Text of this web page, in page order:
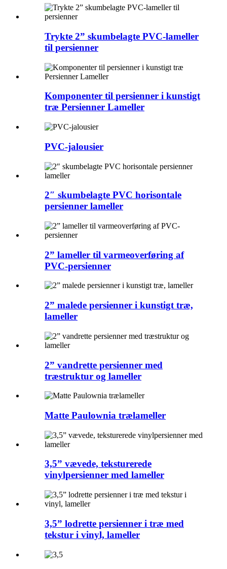
Trykte 2” skumbelagte PVC-lameller
til persienner
Komponenter til persienner i kunstigt
træ Persienner Lameller
PVC-jalousier
2″ skumbelagte PVC horisontale
persienner lameller
2” lameller til varmeoverføring af
PVC-persienner
2” malede persienner i kunstigt træ,
lameller
2” vandrette persienner med
træstruktur og lameller
Matte Paulownia trælameller
3,5” vævede, teksturerede
vinylpersienner med lameller
3,5” lodrette persienner i træ med
tekstur i vinyl, lameller